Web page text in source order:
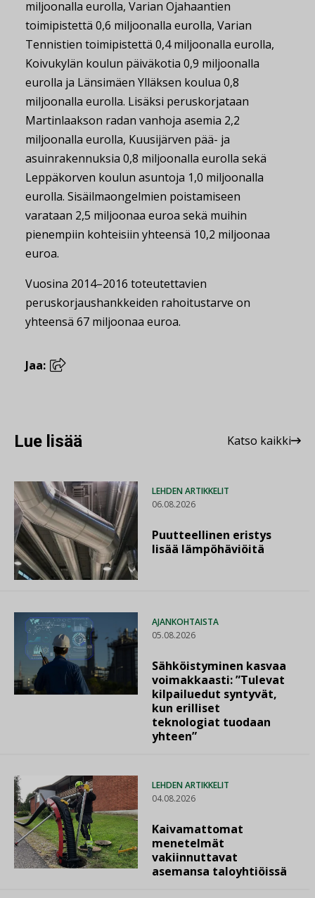
miljoonalla eurolla, Varian Ojahaantien
toimipistettä 0,6 miljoonalla eurolla, Varian
Tennistien toimipistettä 0,4 miljoonalla eurolla,
Koivukylän koulun päiväkotia 0,9 miljoonalla
eurolla ja Länsimäen Ylläksen koulua 0,8
miljoonalla eurolla. Lisäksi peruskorjataan
Martinlaakson radan vanhoja asemia 2,2
miljoonalla eurolla, Kuusijärven pää- ja
asuinrakennuksia 0,8 miljoonalla eurolla sekä
Leppäkorven koulun asuntoja 1,0 miljoonalla
eurolla. Sisäilmaongelmien poistamiseen
varataan 2,5 miljoonaa euroa sekä muihin
pienempiin kohteisiin yhteensä 10,2 miljoonaa
euroa.
Vuosina 2014–2016 toteutettavien
peruskorjaushankkeiden rahoitustarve on
yhteensä 67 miljoonaa euroa.
Jaa:
Lue lisää Katso kaikki
LEHDEN ARTIKKELIT
06.08.2026
Puutteellinen eristys
lisää lämpöhäviöitä
AJANKOHTAISTA
05.08.2026
Sähköistyminen kasvaa
voimakkaasti: ”Tulevat
kilpailuedut syntyvät,
kun erilliset
teknologiat tuodaan
yhteen”
LEHDEN ARTIKKELIT
04.08.2026
Kaivamattomat
menetelmät
vakiinnuttavat
asemansa taloyhtiöissä